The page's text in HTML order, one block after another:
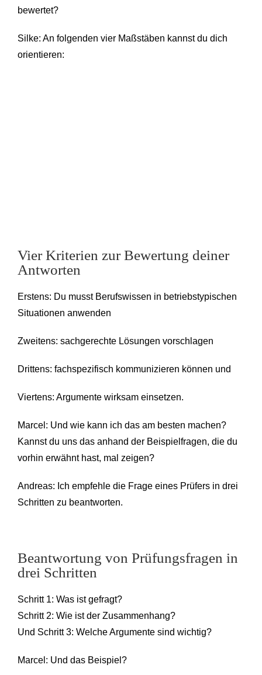
bewertet?
Silke: An folgenden vier Maßstäben kannst du dich
orientieren:
Vier Kriterien zur Bewertung deiner
Antworten
Erstens: Du musst Berufswissen in betriebstypischen
Situationen anwenden
Zweitens: sachgerechte Lösungen vorschlagen
Drittens: fachspezifisch kommunizieren können und
Viertens: Argumente wirksam einsetzen.
Marcel: Und wie kann ich das am besten machen?
Kannst du uns das anhand der Beispielfragen, die du
vorhin erwähnt hast, mal zeigen?
Andreas: Ich empfehle die Frage eines Prüfers in drei
Schritten zu beantworten.
Beantwortung von Prüfungsfragen in
drei Schritten
Schritt 1: Was ist gefragt?
Schritt 2: Wie ist der Zusammenhang?
Und Schritt 3: Welche Argumente sind wichtig?
Marcel: Und das Beispiel?